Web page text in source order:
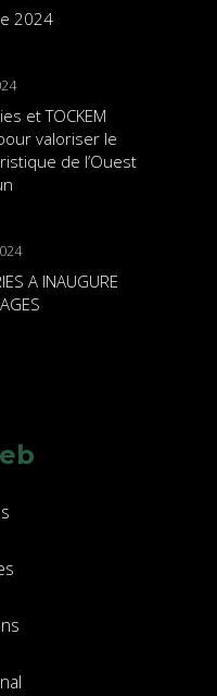
2024
et TOCKEM
valoriser le
de l’Ouest
A INAUGURE